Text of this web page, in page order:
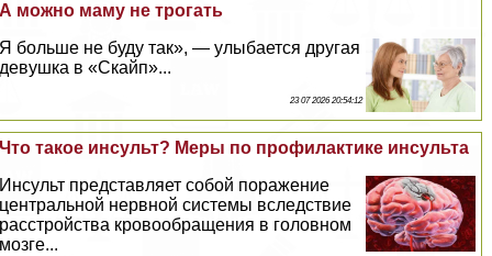
А можно маму не трогать
Я больше не буду так», — улыбается другая
дeвyшка в «Скайп»...
23 07 2026 20:54:12
Что такое инсульт? Меры по профилактике инсульта
Инсульт представляет собой поражение
центральной нервной системы вследствие
расстройства кровообращения в головном
мозге...